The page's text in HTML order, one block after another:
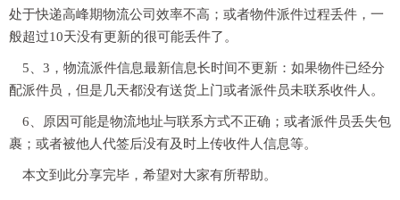
处于快递高峰期物流公司效率不高；或者物件派件过程丢件，一
般超过10天没有更新的很可能丢件了。
5、3，物流派件信息最新信息长时间不更新：如果物件已经分
配派件员，但是几天都没有送货上门或者派件员未联系收件人。
6、原因可能是物流地址与联系方式不正确；或者派件员丢失包
裹；或者被他人代签后没有及时上传收件人信息等。
本文到此分享完毕，希望对大家有所帮助。